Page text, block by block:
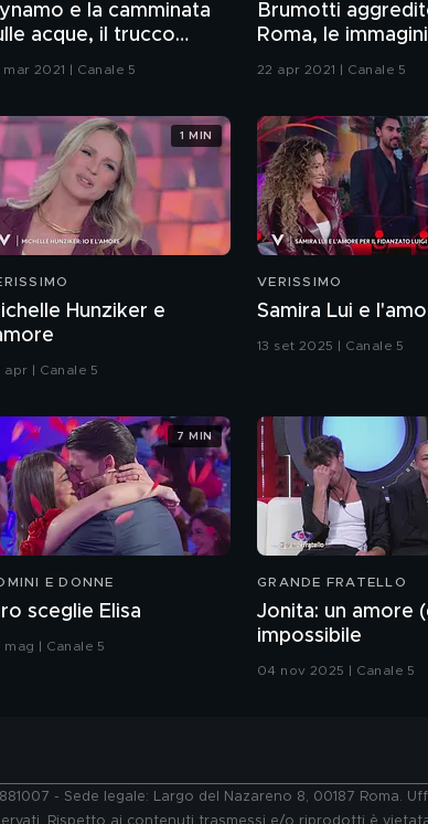
e la camminata
acque, il trucco
mar 2021 | Canale 5
Brumotti
Roma, le
Quarticciolo
22 apr 2021 | Canale 5
Hunziker e
apr | Canale 5
1 MIN
VERISSIMO
Samira Lui e
13 set 2025 | Canale 5
E DONNE
sceglie Elisa
mag | Canale 5
7 MIN
GRANDE FRATELLO
Jonita: un amore
impossibile
04 nov 2025 | Canale 5
- Sede legale: Largo del Nazareno 8, 00187 Roma.